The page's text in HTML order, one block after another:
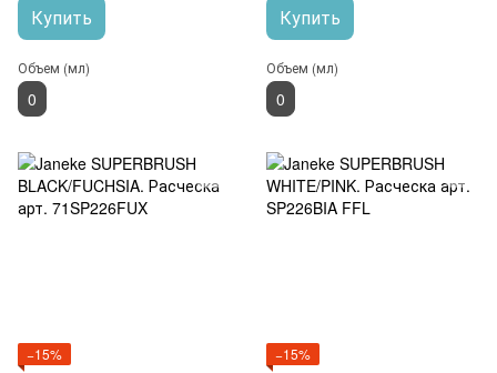
Купить
Объем (мл)
0
Купить
Объем (мл)
0
−15% −15%